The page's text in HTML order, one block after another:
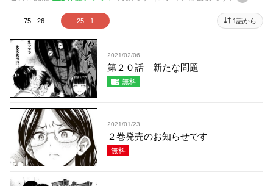
75 - 26 25 - 1 1話から
2021/02/06
第２０話 新たな問題
無料
2021/01/23
２巻発売のお知らせです
無料